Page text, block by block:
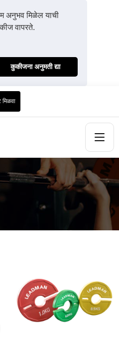
अनुभव मिळेल याची
वापरते.
कुकीजना अनुमती द्या